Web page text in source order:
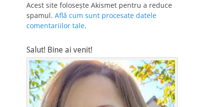
Acest site folosește Akismet pentru a reduce
spamul. Află cum sunt procesate datele
comentariilor tale.
Salut! Bine ai venit!